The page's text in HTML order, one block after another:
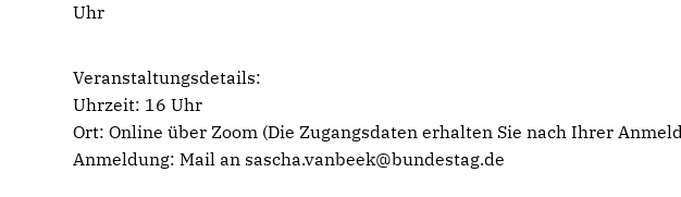
Uhr
Veranstaltungsdetails:
Uhrzeit: 16 Uhr
Ort: Online über Zoom (Die Zugangsdaten erhalten Sie nach Ihrer
Anmeldung: Mail an sascha.vanbeek@bundestag.de